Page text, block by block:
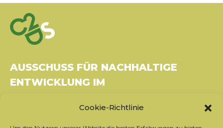
Cookie-Richtlinie
AUSSCHUSS FÜR NACHHALTIGE
ENTWICKLUNG IM